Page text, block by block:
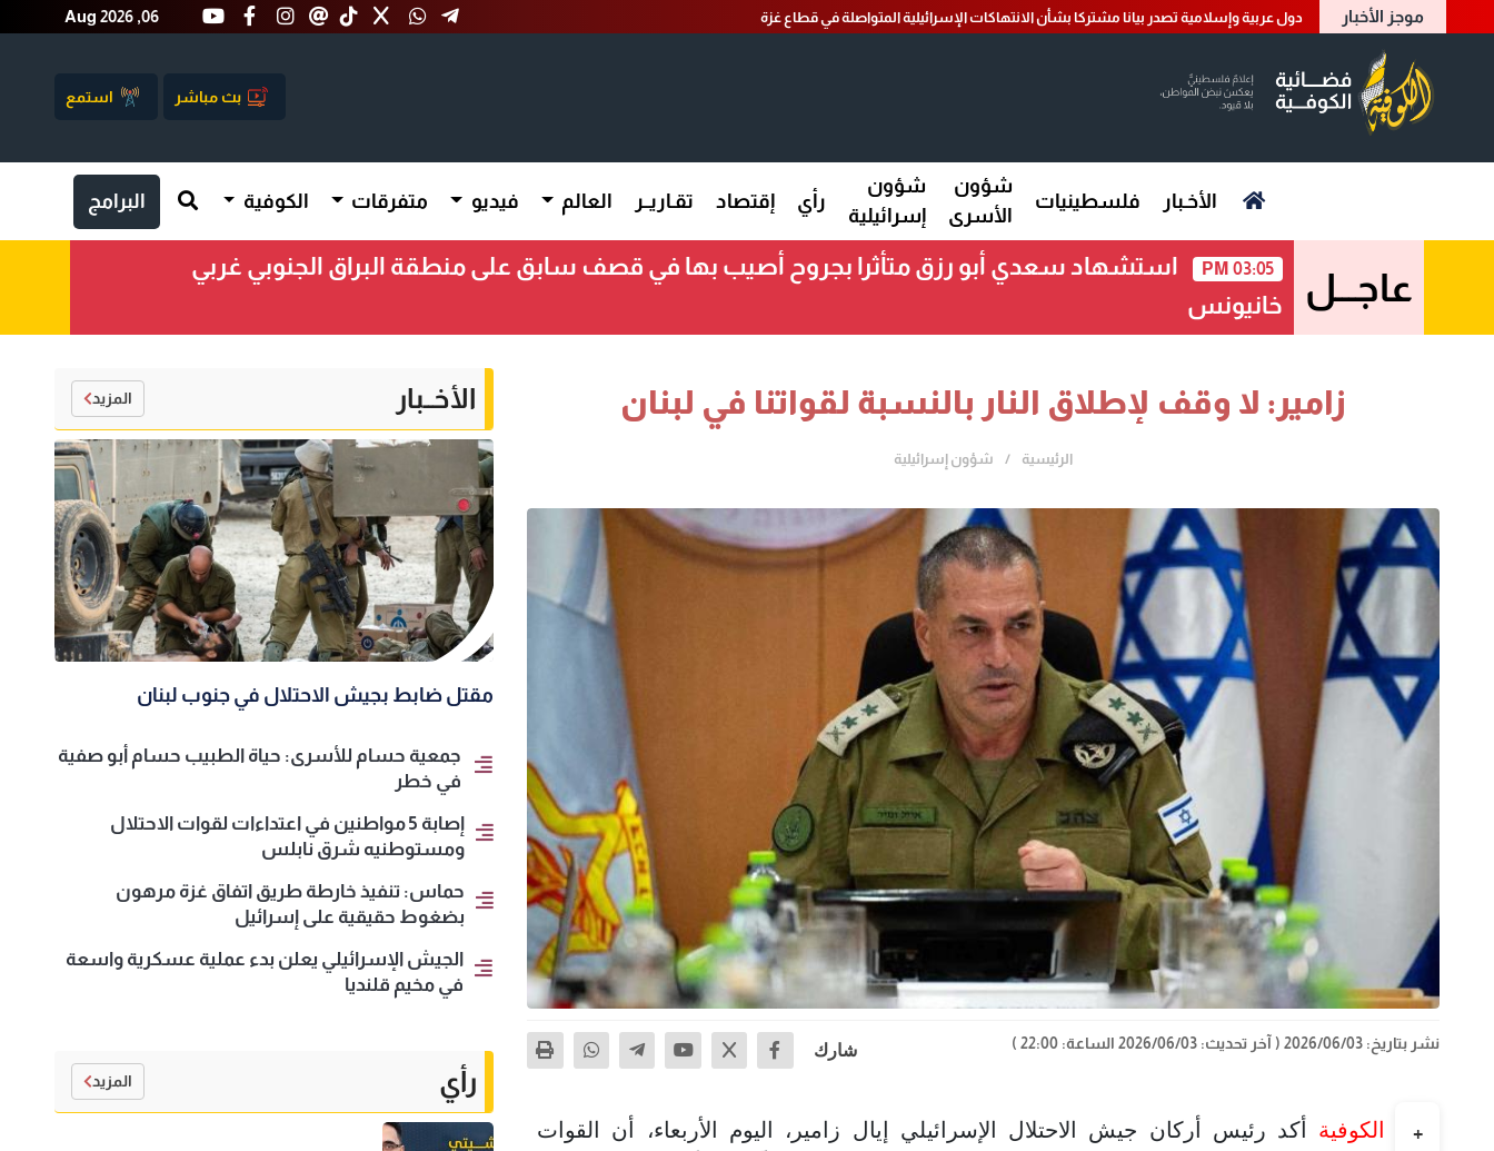
موجز الأخبار دول عربية وإسلامية تصدر بيانا مشتركا بشأن الانتهاكات الإسرائيلية المتواصلة في قطاع غزة Aug 2026 ,06
بث مباشر استمع
الأخـبار فلسطينيات
شؤون
الأسرى
شؤون
إسرائيلية
رأي إقتصاد تقـاريــر العالم فيديو متفرقات الكوفية البرامج
عاجـــل 03:05 PM
استشهاد سعدي أبو رزق متأثرا بجروح أصيب بها في قصف سابق على منطقة البراق الجنوبي غربي
خانيونس
زامير: لا وقف لإطلاق النار بالنسبة لقواتنا في لبنان
الرئيسية شؤون إسرائيلية
نشر بتاريخ: 2026/06/03 ( آخر تحديث: 2026/06/03 الساعة: 22:00 ) شارك
+
الكوفية أكد رئيس أركان جيش الاحتلال الإسرائيلي إيال زامير، اليوم الأربعاء، أن القوات
الأخــبار المزيد
مقتل ضابط بجيش الاحتلال في جنوب لبنان
جمعية حسام للأسرى: حياة الطبيب حسام أبو صفية
في خطر
إصابة 5 مواطنين في اعتداءات لقوات الاحتلال
ومستوطنيه شرق نابلس
حماس: تنفيذ خارطة طريق اتفاق غزة مرهون
بضغوط حقيقية على إسرائيل
الجيش الإسرائيلي يعلن بدء عملية عسكرية واسعة
في مخيم قلنديا
رأي المزيد